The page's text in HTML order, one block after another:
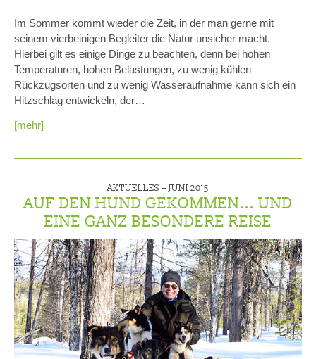
Im Sommer kommt wieder die Zeit, in der man gerne mit
seinem vierbeinigen Begleiter die Natur unsicher macht.
Hierbei gilt es einige Dinge zu beachten, denn bei hohen
Temperaturen, hohen Belastungen, zu wenig kühlen
Rückzugsorten und zu wenig Wasseraufnahme kann sich ein
Hitzschlag entwickeln, der…
[mehr]
AKTUELLES – JUNI 2015
AUF DEN HUND GEKOMMEN... UND
EINE GANZ BESONDERE REISE